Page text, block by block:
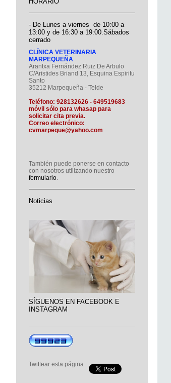
- De Lunes a viernes de 10:00 a
13:00 y de 16:30 a 19:00.Sábados
cerrado
CLÍNICA VETERINARIA
MARPEQUEÑA
Arantxa Fernández Ruiz De Arbulo
C/Aristides Briand 13, Esquina Espiritu
Santo
35212 Marpequeña - Telde
Teléfono: 928132626 - 649519683
móvil sólo para whasap para
solicitar cita previa.
Correo electrónico:
cvmarpeque@yahoo.com
También puede ponerse en contacto
con nosotros utilizando nuestro
formulario.
Noticias
SÍGUENOS EN FACEBOOK E
INSTAGRAM
Twittear esta página